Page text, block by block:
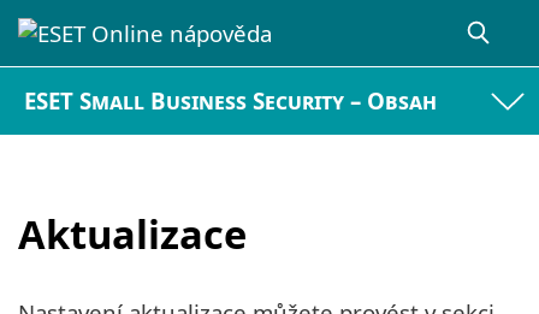
ESET Small Business Security – Obsah
Aktualizace